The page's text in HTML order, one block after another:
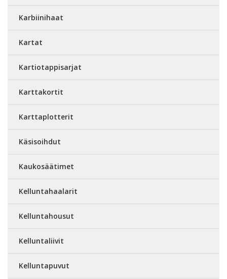
Karbiinihaat
Kartat
Kartiotappisarjat
Karttakortit
Karttaplotterit
Käsisoihdut
Kaukosäätimet
Kelluntahaalarit
Kelluntahousut
Kelluntaliivit
Kelluntapuvut